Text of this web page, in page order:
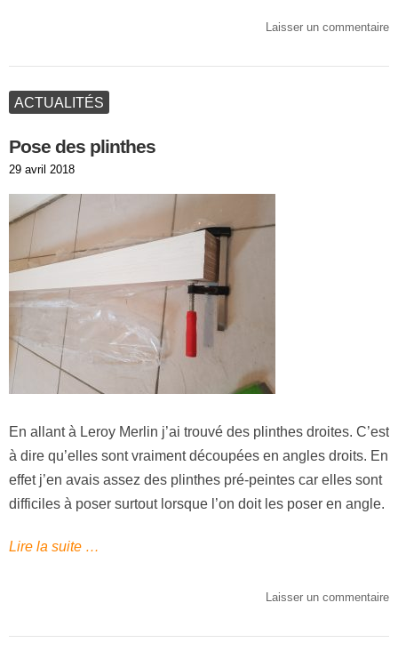
Laisser un commentaire
ACTUALITÉS
Pose des plinthes
Publié
29 avril 2018
En allant à Leroy Merlin j’ai trouvé des plinthes droites. C’est
à dire qu’elles sont vraiment découpées en angles droits. En
effet j’en avais assez des plinthes pré-peintes car elles sont
difficiles à poser surtout lorsque l’on doit les poser en angle.
Lire la suite …
Laisser un commentaire